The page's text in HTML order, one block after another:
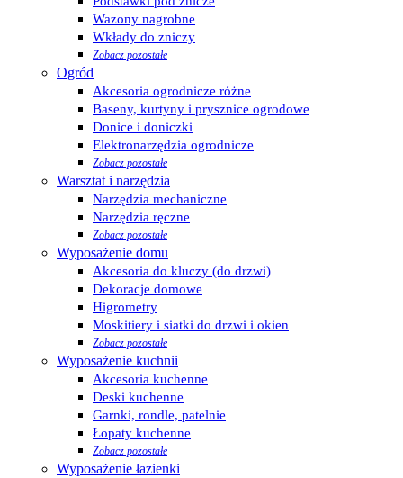
Wazony nagrobne
Wkłady do zniczy
Zobacz pozostałe
Ogród
Akcesoria ogrodnicze różne
Baseny, kurtyny i prysznice ogrodowe
Donice i doniczki
Elektronarzędzia ogrodnicze
Zobacz pozostałe
Warsztat i narzędzia
Narzędzia mechaniczne
Narzędzia ręczne
Zobacz pozostałe
Wyposażenie domu
Akcesoria do kluczy (do drzwi)
Dekoracje domowe
Higrometry
Moskitiery i siatki do drzwi i okien
Zobacz pozostałe
Wyposażenie kuchnii
Akcesoria kuchenne
Deski kuchenne
Garnki, rondle, patelnie
Łopaty kuchenne
Zobacz pozostałe
Wyposażenie łazienki